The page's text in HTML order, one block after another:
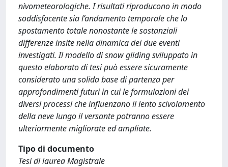
nivometeorologiche. I risultati riproducono in modo
soddisfacente sia l’andamento temporale che lo
spostamento totale nonostante le sostanziali
differenze insite nella dinamica dei due eventi
investigati. Il modello di snow gliding sviluppato in
questo elaborato di tesi può essere sicuramente
considerato una solida base di partenza per
approfondimenti futuri in cui le formulazioni dei
diversi processi che influenzano il lento scivolamento
della neve lungo il versante potranno essere
ulteriormente migliorate ed ampliate.
Tipo di documento
Tesi di laurea Magistrale